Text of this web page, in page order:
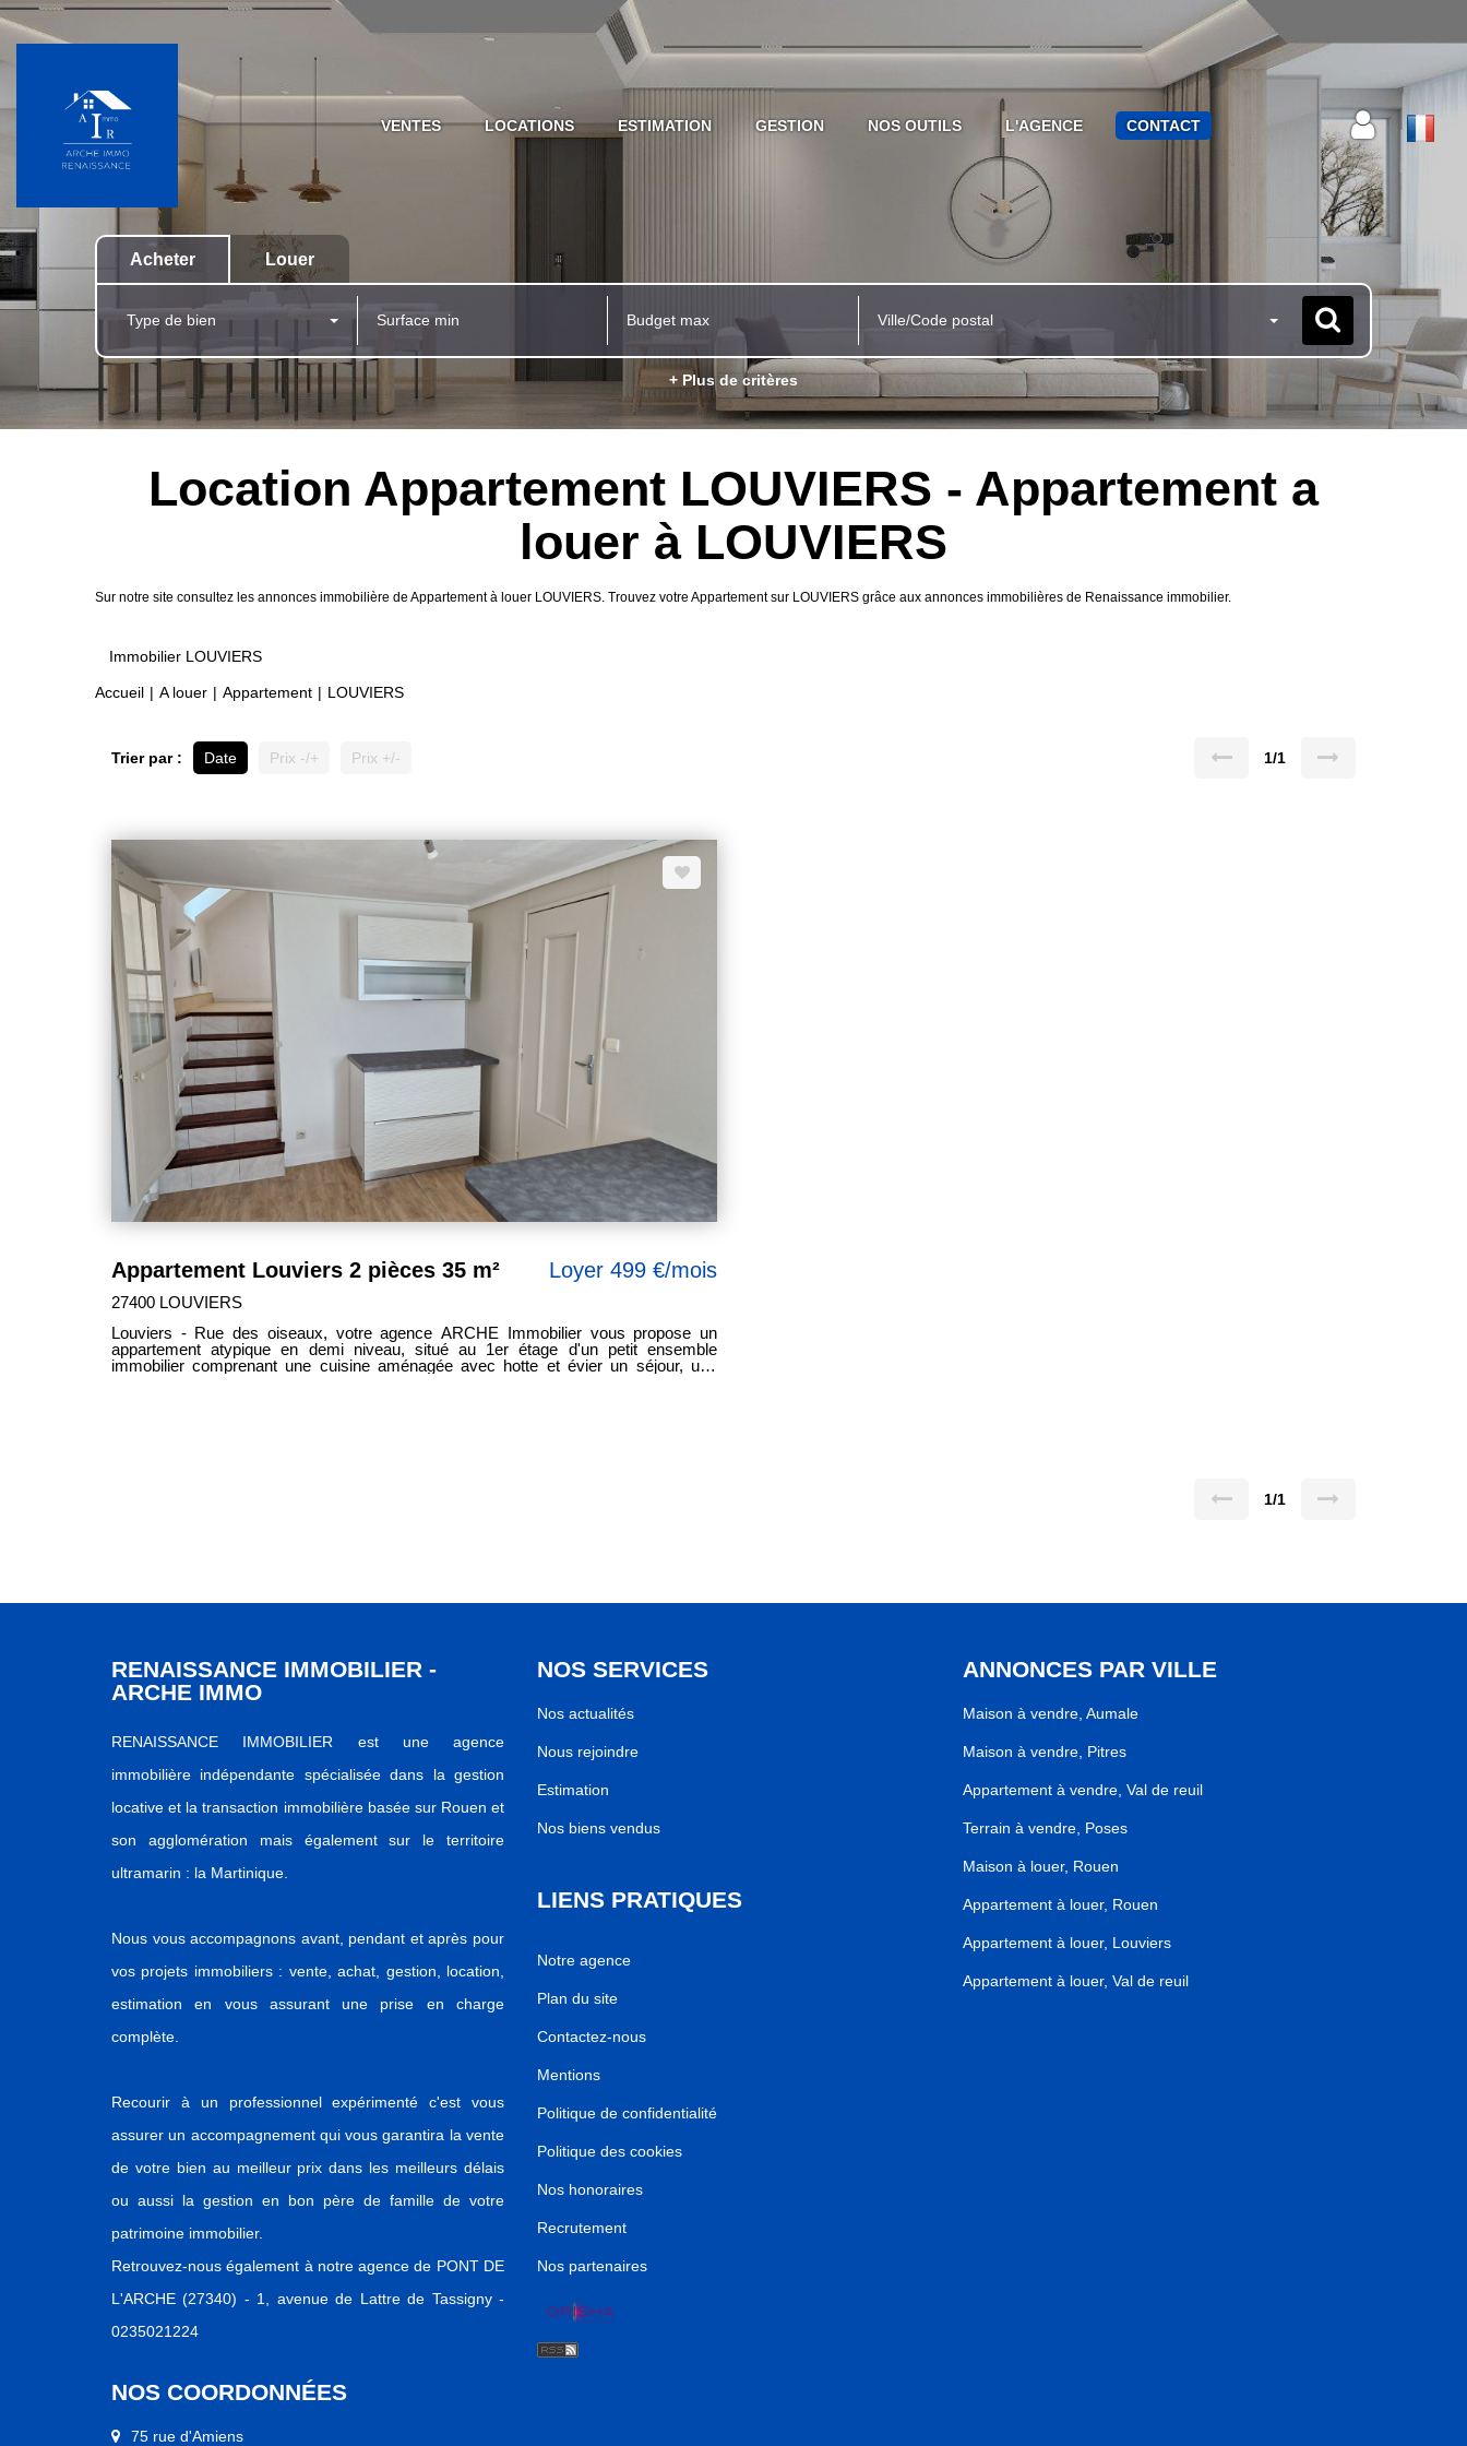
VENTES LOCATIONS ESTIMATION GESTION NOS OUTILS L'AGENCE CONTACT
Acheter Louer
Type de bien Ville/Code postal
+ Plus de critères
Location Appartement LOUVIERS - Appartement a
louer à LOUVIERS
Sur notre site consultez les annonces immobilière de Appartement à louer LOUVIERS. Trouvez votre Appartement sur LOUVIERS grâce aux annonces immobilières de Renaissance immobilier.
Immobilier LOUVIERS
Accueil A louer Appartement LOUVIERS
Trier par : Date Prix -/+ Prix +/- 1/1
Appartement Louviers 2 pièces 35 m² Loyer 499 €/mois
27400 LOUVIERS
Louviers - Rue des oiseaux, votre agence ARCHE Immobilier vous propose un
appartement atypique en demi niveau, situé au 1er étage d'un petit ensemble
immobilier comprenant une cuisine aménagée avec hotte et évier un séjour, une
1/1
RENAISSANCE IMMOBILIER -
ARCHE IMMO
RENAISSANCE IMMOBILIER est une agence
immobilière indépendante spécialisée dans la gestion
locative et la transaction immobilière basée sur Rouen et
son agglomération mais également sur le territoire
ultramarin : la Martinique.
Nous vous accompagnons avant, pendant et après pour
vos projets immobiliers : vente, achat, gestion, location,
estimation en vous assurant une prise en charge
complète.
Recourir à un professionnel expérimenté c'est vous
assurer un accompagnement qui vous garantira la vente
de votre bien au meilleur prix dans les meilleurs délais
ou aussi la gestion en bon père de famille de votre
patrimoine immobilier.
Retrouvez-nous également à notre agence de PONT DE
L'ARCHE (27340) - 1, avenue de Lattre de Tassigny -
0235021224
NOS COORDONNÉES
75 rue d'Amiens
NOS SERVICES
Nos actualités
Nous rejoindre
Estimation
Nos biens vendus
LIENS PRATIQUES
Notre agence
Plan du site
Contactez-nous
Mentions
Politique de confidentialité
Politique des cookies
Nos honoraires
Recrutement
Nos partenaires
ANNONCES PAR VILLE
Maison à vendre, Aumale
Maison à vendre, Pitres
Appartement à vendre, Val de reuil
Terrain à vendre, Poses
Maison à louer, Rouen
Appartement à louer, Rouen
Appartement à louer, Louviers
Appartement à louer, Val de reuil